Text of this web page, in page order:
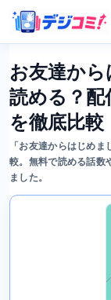
お友達か
読める？配
を徹底比較
「お友達からはじめ
較。無料で読める話数
ました。